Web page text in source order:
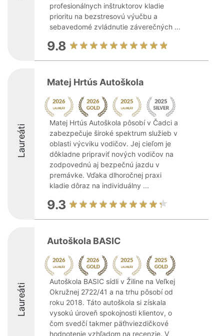
profesionálnych inštruktorov kladie
prioritu na bezstresovú výučbu a
sebavedomé zvládnutie záverečných ...
9.8
Laureáti
Matej Hrtús Autoškola
Matej Hrtús Autoškola pôsobí v Čadci a
zabezpečuje široké spektrum služieb v
oblasti výcviku vodičov. Jej cieľom je
dôkladne pripraviť nových vodičov na
zodpovednú aj bezpečnú jazdu v
premávke. Vďaka dlhoročnej praxi
kladie dôraz na individuálny ...
9.3
Laureáti
Autoškola BASIC
Autoškola BASIC sídli v Žiline na Veľkej
Okružnej 2722/41 a na trhu pôsobí od
roku 2018. Táto autoškola si získala
vysokú úroveň spokojnosti klientov, o
čom svedčí takmer päťhviezdičkové
hodnotenie vzhľadom na recenzie. V